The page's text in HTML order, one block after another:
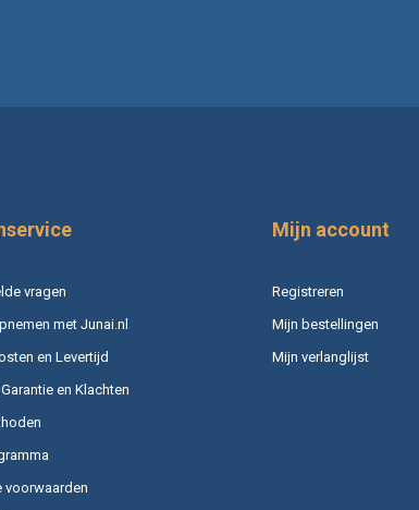
vragen
met Junai.nl
en Levertijd
en Klachten
voorwaarden
Mijn account
Registreren
Mijn bestellingen
Mijn verlanglijst